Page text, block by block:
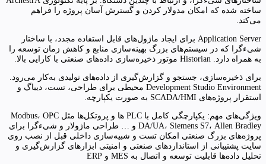
ساخته شده که امکان مدولار کردن و گسترش آسان پروژه را فراهم
می‌کند.
Application Server برای ایجاد ماژول‌های قابل استفاده مجدد، با ساختار
شی‌ءگرا که در سیستم‌های بزرگ بهینه‌سازی منابع و کاهش زمان توسعه را
به همراه دارد. Historian موتور ذخیره‌سازی داده‌های صنعتی با کارایی بالا.
برای ذخیره‌سازی، جستجو و گزارش‌گیری از داده‌های تولیدی به‌کار می‌رود.
Development Studio Environment محیطی برای طراحی، تست، دیباگ و
استقرار پروژه‌های SCADA/HMI به صورت یکپارچه.
ویژگی‌های مهم: یکپارچگی کامل با PLC ها و پروتکل‌ها مثل Modbus، OPC
DA/UA، Siemens S7، Allen Bradley و … طراحی ماژولار و شی‌ءگرا برای
پروژه‌های بزرگ صنعتی امکان تست و شبیه‌سازی داخلی قبل از نصب روی
سایت پشتیبانی از استانداردهای صنعتی و امنیتی ابزارهای گزارش‌گیری و
تحلیل داده‌ها قابلیت توسعه و اتصال به MES و ERP